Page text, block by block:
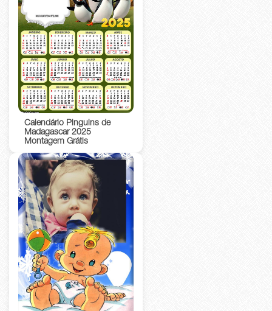
Calendário Pinguins de
Madagascar 2025
Montagem Grátis